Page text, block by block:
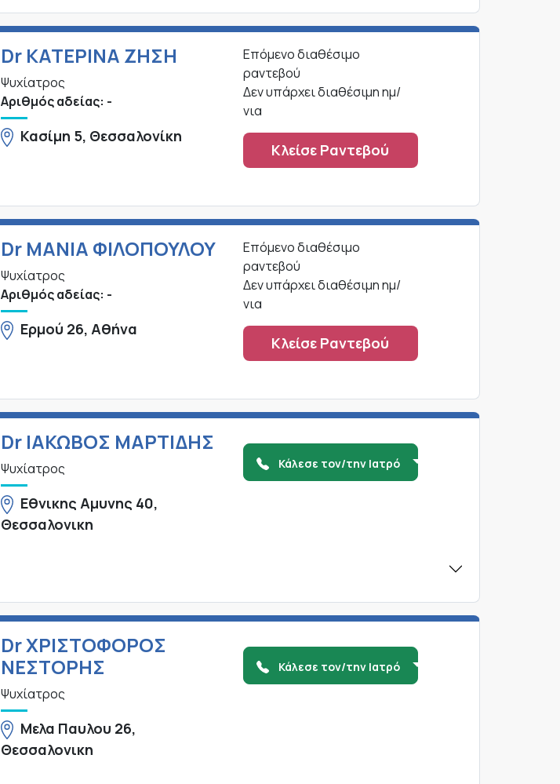
Dr ΚΑΤΕΡΙΝΑ ΖΗΣΗ
Ψυχίατρος
Αριθμός αδείας: -
Κασίμη 5, Θεσσαλονίκη
Επόμενο διαθέσιμο
ραντεβού
Δεν υπάρχει διαθέσιμη ημ/
νια
Κλείσε Ραντεβού
Dr ΜΑΝΙΑ ΦΙΛΟΠΟΥΛΟΥ
Ψυχίατρος
Αριθμός αδείας: -
Ερμού 26, Αθήνα
Επόμενο διαθέσιμο
ραντεβού
Δεν υπάρχει διαθέσιμη ημ/
νια
Κλείσε Ραντεβού
Dr ΙΑΚΩΒΟΣ ΜΑΡΤΙΔΗΣ
Ψυχίατρος
Εθνικης Αμυνης 40,
Θεσσαλονικη
Κάλεσε τον/την Ιατρό
Dr ΧΡΙΣΤΟΦΟΡΟΣ
ΝΕΣΤΟΡΗΣ
Ψυχίατρος
Μελα Παυλου 26,
Θεσσαλονικη
Κάλεσε τον/την Ιατρό